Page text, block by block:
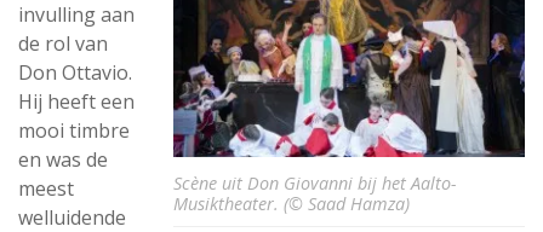
Scène uit Don Giovanni bij het Aalto-
Musiktheater. (© Saad Hamza)
invulling aan
de rol van
Don Ottavio.
Hij heeft een
mooi timbre
en was de
meest
welluidende